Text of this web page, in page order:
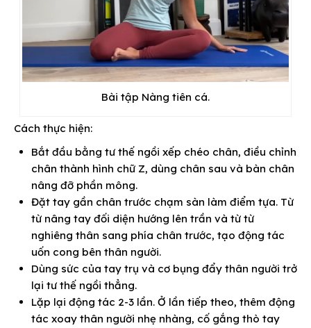
Bài tập Nàng tiên cá.
Cách thực hiện:
Bắt đầu bằng tư thế ngồi xếp chéo chân, điều chỉnh
chân thành hình chữ Z, dùng chân sau và bàn chân
nâng đỡ phần mông.
Đặt tay gần chân trước chạm sàn làm điểm tựa. Từ
từ nâng tay đối diện hướng lên trần và từ từ
nghiêng thân sang phía chân trước, tạo động tác
uốn cong bên thân người.
Dùng sức của tay trụ và cơ bụng đẩy thân người trở
lại tư thế ngồi thẳng.
Lặp lại động tác 2-3 lần. Ở lần tiếp theo, thêm động
tác xoay thân người nhẹ nhàng, cố gắng thò tay